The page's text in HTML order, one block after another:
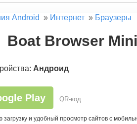
Android » Интернет » Браузеры
Boat Browser
Андроид
Play QR-код
и удобный просмотр сайтов с